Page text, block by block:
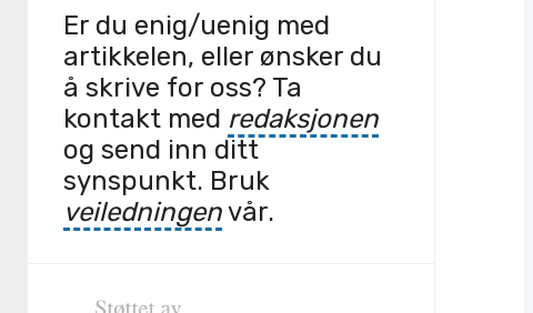
Er du enig/uenig med
artikkelen, eller ønsker du
å skrive for oss? Ta
kontakt med redaksjonen
og send inn ditt
synspunkt. Bruk
veiledningenvår.